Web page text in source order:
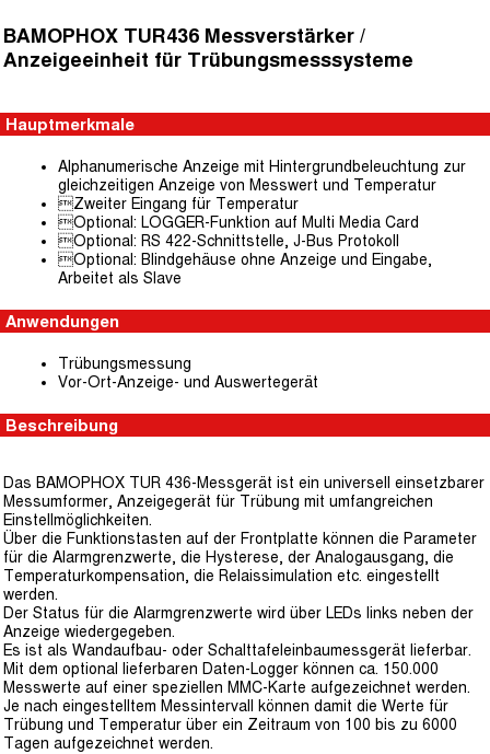
BAMOPHOX TUR436 Messverstärker /
Anzeigeeinheit für Trübungsmesssysteme
Hauptmerkmale
Alphanumerische Anzeige mit Hintergrundbeleuchtung zur
gleichzeitigen Anzeige von Messwert und Temperatur
Zweiter Eingang für Temperatur
Optional: LOGGER-Funktion auf Multi Media Card
Optional: RS 422-Schnittstelle, J-Bus Protokoll
Optional: Blindgehäuse ohne Anzeige und Eingabe,
Arbeitet als Slave
Anwendungen
Trübungsmessung
Vor-Ort-Anzeige- und Auswertegerät
Beschreibung
Das BAMOPHOX TUR 436-Messgerät ist ein universell einsetzbarer
Messumformer, Anzeigegerät für Trübung mit umfangreichen
Einstellmöglichkeiten.
Über die Funktionstasten auf der Frontplatte können die Parameter
für die Alarmgrenzwerte, die Hysterese, der Analogausgang, die
Temperaturkompensation, die Relaissimulation etc. eingestellt
werden.
Der Status für die Alarmgrenzwerte wird über LEDs links neben der
Anzeige wiedergegeben.
Es ist als Wandaufbau- oder Schalttafeleinbaumessgerät lieferbar.
Mit dem optional lieferbaren Daten-Logger können ca. 150.000
Messwerte auf einer speziellen MMC-Karte aufgezeichnet werden.
Je nach eingestelltem Messintervall können damit die Werte für
Trübung und Temperatur über ein Zeitraum von 100 bis zu 6000
Tagen aufgezeichnet werden.